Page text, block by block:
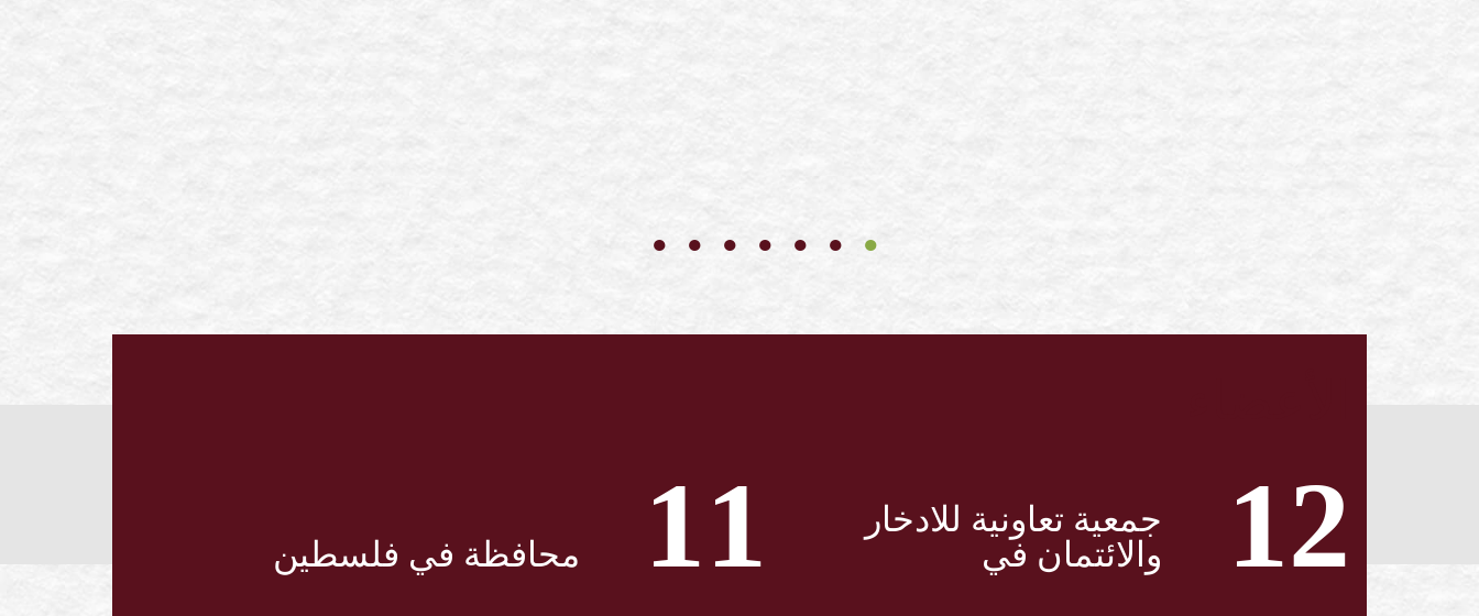
12
جمعية تعاونية للادخار
والائتمان في
11 محافظة في فلسطين